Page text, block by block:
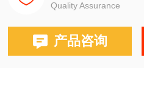
Quality Assurance
产品咨询